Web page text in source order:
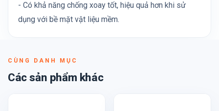
- Có khả năng chống xoay tốt, hiệu quả hơn khi sử
dụng với bề mặt vật liệu mềm.
CÙNG DANH MỤC
Các sản phẩm khác